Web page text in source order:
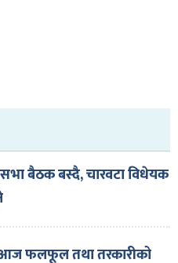
बैठक बस्दै, चारवटा विधेयक
फलफूल तथा तरकारीको